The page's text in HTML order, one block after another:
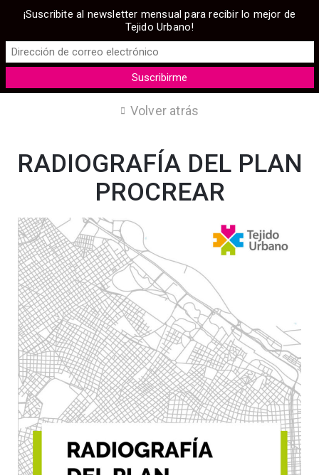
Volver atrás
RADIOGRAFÍA DEL PLAN
PROCREAR
¡Suscribite al newsletter mensual para recibir lo mejor de
Tejido Urbano!